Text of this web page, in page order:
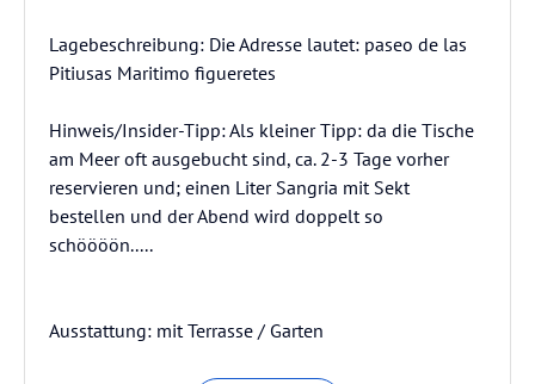
Lagebeschreibung: Die Adresse lautet: paseo de las
Pitiusas Maritimo figueretes
Hinweis/Insider-Tipp: Als kleiner Tipp: da die Tische
am Meer oft ausgebucht sind, ca. 2-3 Tage vorher
reservieren und; einen Liter Sangria mit Sekt
bestellen und der Abend wird doppelt so
schöööön.....
Ausstattung: mit Terrasse / Garten